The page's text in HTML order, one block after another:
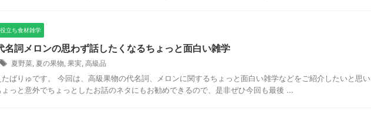
立ち食材雑学
名詞メロンの思わず話したくなるちょっと面白い雑学
夏野菜, 夏の果物, 果実, 高級品
たばりゅです。 今回は、高級果物の代名詞、メロンに関するちょっと面白い雑学などをご紹介したいと思い
ょっと意外でちょっとしたお話のネタにもお勧めできるので、是非ぜひ今回も最後 ...